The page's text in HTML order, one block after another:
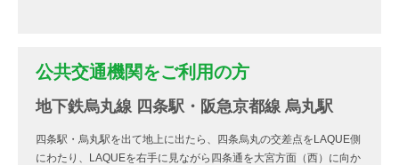
公共交通機関をご利用の方
地下鉄烏丸線 四条駅・阪急京都線 烏丸駅
四条駅・烏丸駅を出て地上に出たら、四条烏丸の交差点をLAQUE側
にわたり、LAQUEを右手に見ながら四条通を大宮方面（西）に向か